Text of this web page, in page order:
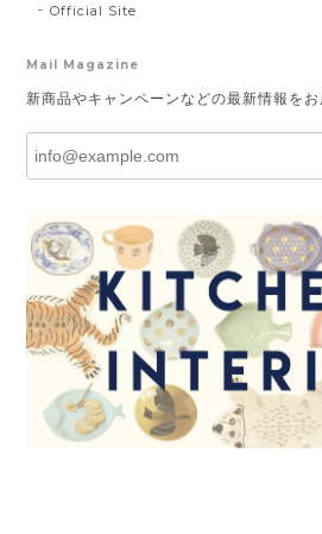
Official Site
Mail Magazine
新商品やキャンペーンなどの最新情報をお